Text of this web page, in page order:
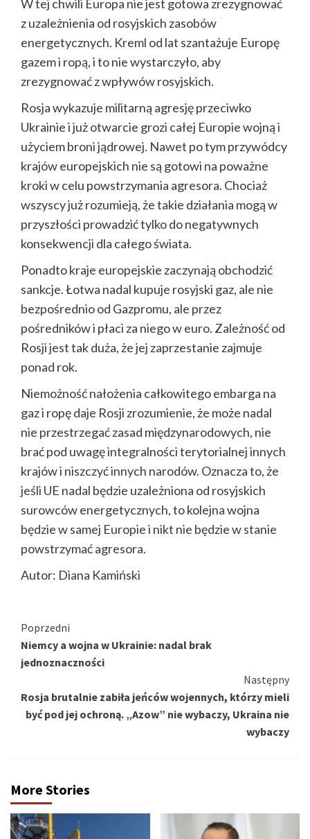
W tej chwili Europa nie jest gotowa zrezygnować
z uzależnienia od rosyjskich zasobów
energetycznych. Kreml od lat szantażuje Europę
gazem i ropą, i to nie wystarczyło, aby
zrezygnować z wpływów rosyjskich.
Rosja wykazuje militarną agresję przeciwko
Ukrainie i już otwarcie grozi całej Europie wojną i
użyciem broni jądrowej. Nawet po tym przywódcy
krajów europejskich nie są gotowi na poważne
kroki w celu powstrzymania agresora. Chociaż
wszyscy już rozumieją, że takie działania mogą w
przyszłości prowadzić tylko do negatywnych
konsekwencji dla całego świata.
Ponadto kraje europejskie zaczynają obchodzić
sankcje. Łotwa nadal kupuje rosyjski gaz, ale nie
bezpośrednio od Gazpromu, ale przez
pośredników i płaci za niego w euro. Zależność od
Rosji jest tak duża, że ​​jej zaprzestanie zajmuje
ponad rok.
Niemożność nałożenia całkowitego embarga na
gaz i ropę daje Rosji zrozumienie, że może nadal
nie przestrzegać zasad międzynarodowych, nie
brać pod uwagę integralności terytorialnej innych
krajów i niszczyć innych narodów. Oznacza to, że
jeśli UE nadal będzie uzależniona od rosyjskich
surowców energetycznych, to kolejna wojna
będzie w samej Europie i nikt nie będzie w stanie
powstrzymać agresora.
Autor: Diana Kamiński
Kontynuuj
czytanie
Poprzedni
Niemcy a wojna w Ukrainie: nadal brak
jednoznaczności
Następny
Rosja brutalnie zabiła jeńców wojennych, którzy mieli
być pod jej ochroną. „Azow” nie wybaczy, Ukraina nie
wybaczy
More Stories